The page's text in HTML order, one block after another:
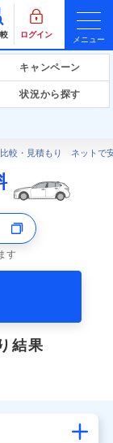
ログイン
メニュー
キャンペーン
状況から探す
較・見積もり ネットで
す
結果